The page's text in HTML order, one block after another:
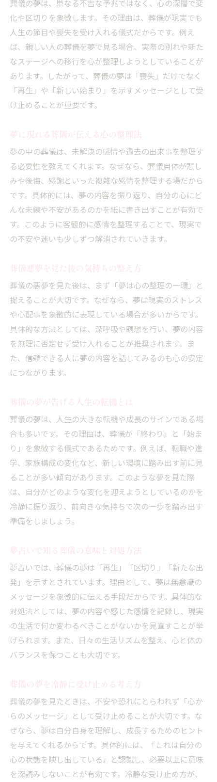
葬儀の夢は、単なる不吉な予兆ではなく、心の深層で変
化や区切りを象徴します。その理由は、葬儀が現実でも
人生の節目や喪失を受け入れる儀式だからです。例え
ば、親しい人の葬儀を夢で見る場合、実際の別れや新た
なステージへの移行を心が整理しようとしていることが
あります。したがって、葬儀の夢は「喪失」だけでなく
「再生」や「新しい始まり」を示すメッセージとして受
け止めることが重要です。
夢の中の葬儀は、未解決の感情や過去の出来事を整理す
る必要性を教えてくれます。なぜなら、葬儀自体が悲し
みや後悔、感謝といった複雑な感情を整理する場だから
です。具体的には、夢の内容を振り返り、自分の心にど
んな未練や不安があるのかを紙に書き出すことが有効で
す。このように客観的に感情を整理することで、現実で
の不安や迷いも少しずつ解消されていきます。
葬儀の悪夢を見た後は、まず「夢は心の整理の一環」と
捉えることが大切です。なぜなら、夢は現実のストレス
や心配事を象徴的に表現している場合が多いからです。
具体的な方法としては、深呼吸や瞑想を行い、夢の内容
を無理に否定せず受け入れることが推奨されます。ま
た、信頼できる人に夢の内容を話してみるのも心の安定
につながります。
葬儀の夢は、人生の大きな転機や成長のサインである場
合も多いです。その理由は、葬儀が「終わり」と「始ま
り」を象徴する儀式であるためです。例えば、転職や進
学、家族構成の変化など、新しい環境に踏み出す前に見
ることが多い傾向があります。このような夢を見た際
は、自分がどのような変化を迎えようとしているのかを
冷静に振り返り、前向きな気持ちで次の一歩を踏み出す
準備をしましょう。
夢占いでは、葬儀の夢は「再生」「区切り」「新たな出
発」を示すとされています。理由として、夢は無意識の
メッセージを象徴的に伝える手段だからです。具体的な
対処法としては、夢の内容や感じた感情を記録し、現実
の生活で何か変わるべきことがないかを見直すことが挙
げられます。また、日々の生活リズムを整え、心と体の
バランスを保つことも大切です。
葬儀の夢を見たときは、不安や恐れにとらわれず「心か
らのメッセージ」として受け止めることが大切です。な
ぜなら、夢は自分自身を理解し、成長するためのヒント
を与えてくれるからです。具体的には、「これは自分の
心の状態を映し出している」と認識し、必要以上に意味
を深読みしないことが有効です。冷静な受け止め方が、